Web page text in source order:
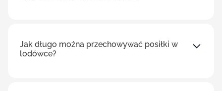
Jak długo można przechowywać posiłki w
lodówce?